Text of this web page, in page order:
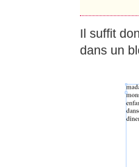
Il suffit
dans un